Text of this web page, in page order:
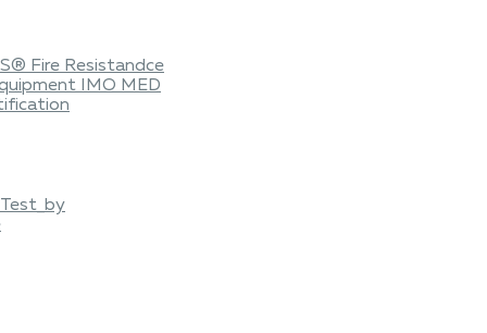
Fire Resistandce
IMO MED